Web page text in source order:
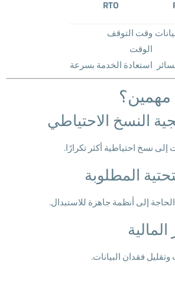
RTO
وقت التوقف
الوقت
استعادة الخدمة بسرعة
مهمين؟
النسخ الاحتياطي
المطلوبة
فقدان البيانات.